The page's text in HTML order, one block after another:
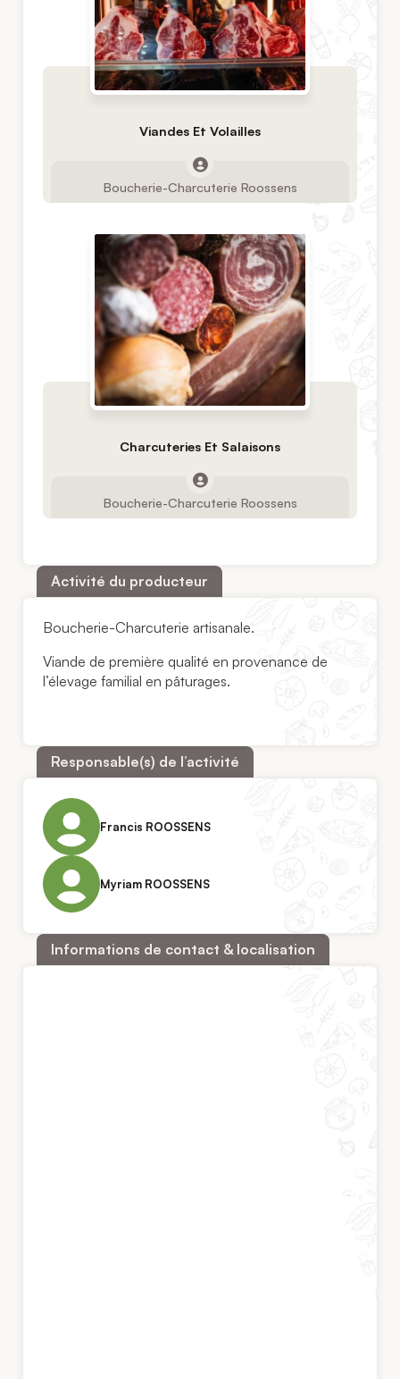
Viandes Et Volailles
Boucherie-Charcuterie Roossens
Charcuteries Et Salaisons
Boucherie-Charcuterie Roossens
Activité du producteur
Boucherie-Charcuterie artisanale.
Viande de première qualité en provenance de
l’élevage familial en pâturages.
Responsable(s) de l’activité
Francis ROOSSENS
Myriam ROOSSENS
Informations de contact & localisation